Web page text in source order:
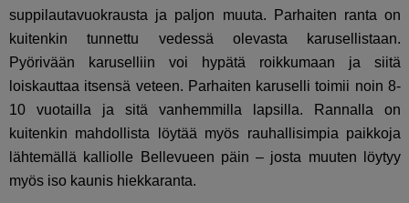
suppilautavuokrausta ja paljon muuta. Parhaiten ranta on
kuitenkin tunnettu vedessä olevasta karusellistaan.
Pyörivään karuselliin voi hypätä roikkumaan ja siitä
loiskauttaa itsensä veteen. Parhaiten karuselli toimii noin 8-
10 vuotailla ja sitä vanhemmilla lapsilla. Rannalla on
kuitenkin mahdollista löytää myös rauhallisimpia paikkoja
lähtemällä kalliolle Bellevueen päin – josta muuten löytyy
myös iso kaunis hiekkaranta.